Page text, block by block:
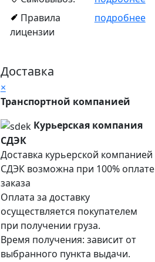
Правила
лицензии
подробнее
Доставка
×
Транспортной компанией
Курьерская компания
СДЭК
Доставка курьерской компанией
СДЭК возможна при 100% оплате
заказа
Оплата за доставку
осуществляется покупателем
при получении груза.
Время получения: зависит от
выбранного пункта выдачи.